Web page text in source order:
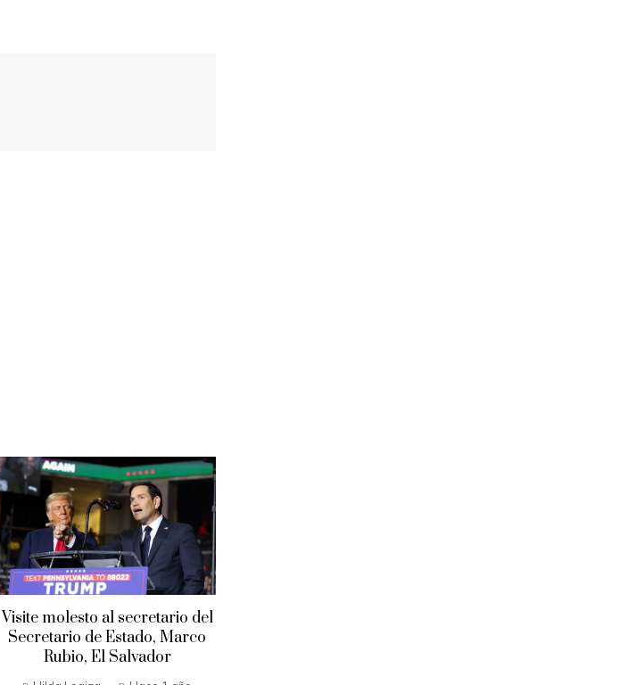
Visite molesto al secretario del
Secretario de Estado, Marco
Rubio, El Salvador